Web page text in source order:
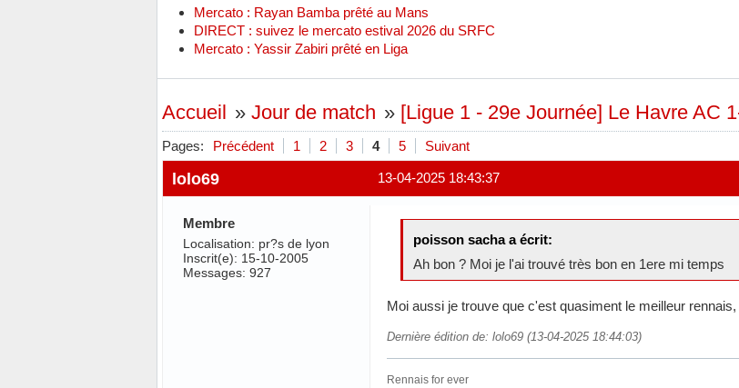
Mercato : Rayan Bamba prêté au Mans
DIRECT : suivez le mercato estival 2026 du SRFC
Mercato : Yassir Zabiri prêté en Liga
Accueil » Jour de match » [Ligue 1 - 29e Journée] Le Havre AC
Pages: Précédent 1 2 3 4 5 Suivant
13-04-2025 18:43:37
lolo69
Membre
Localisation: pr?s de lyon
Inscrit(e): 15-10-2005
Messages: 927
poisson sacha a écrit:
Ah bon ? Moi je l'ai trouvé très bon en 1ere mi temps
Moi aussi je trouve que c'est quasiment le meilleur
Dernière édition de: lolo69 (13-04-2025 18:44:03)
Rennais for ever